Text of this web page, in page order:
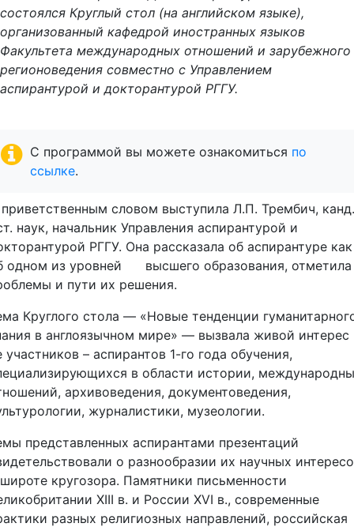
состоялся Круглый стол (на английском языке),
организованный кафедрой иностранных языков
Факультета международных отношений и зарубежного
регионоведения совместно с Управлением
аспирантурой и докторантурой РГГУ.
C программой вы можете ознакомиться по
ссылке.
словом выступила Л.П. Трембич, канд.
наук, начальник Управления аспирантурой и
РГГУ. Она рассказала об аспирантуре как
одном из уровней высшего образования, отметила
и пути их решения.
Круглого стола — «Новые тенденции
в англоязычном мире» — вызвала живой интерес
участников – аспирантов 1-го года обучения,
в области истории,
архивоведения, документоведения,
журналистики, музеологии.
представленных аспирантами презентаций
о разнообразии их научных
кругозора. Памятники письменности
XIII в. и России XVI в., современные
разных религиозных направлений, российская